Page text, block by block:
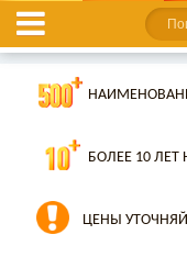
БОЛЕЕ 10 ЛЕТ
ЦЕНЫ